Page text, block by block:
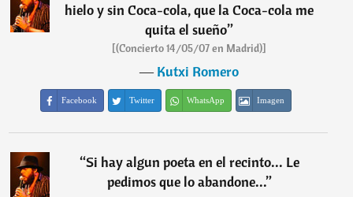
hielo y sin Coca-cola, que la Coca-cola me
quita el sueño”
[(Concierto 14/05/07 en Madrid)]
―Kutxi Romero
Facebook Twitter WhatsApp Imagen
“Si hay algun poeta en el recinto... Le
pedimos que lo abandone...”